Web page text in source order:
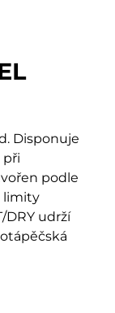
Disponuje
při
podle
limity
DRY udrží